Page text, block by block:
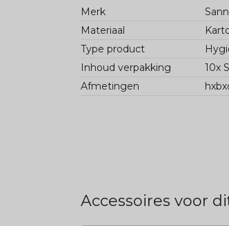
Merk
Materiaal
Type product
Inhoud verpakking
10x
Afmetingen
Accessoires voor